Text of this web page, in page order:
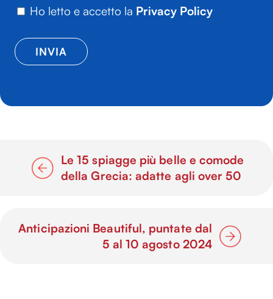
Ho letto e accetto la Privacy Policy
Le 15 spiagge più belle e comode
della Grecia: adatte agli over 50
Anticipazioni Beautiful, puntate dal
5 al 10 agosto 2024